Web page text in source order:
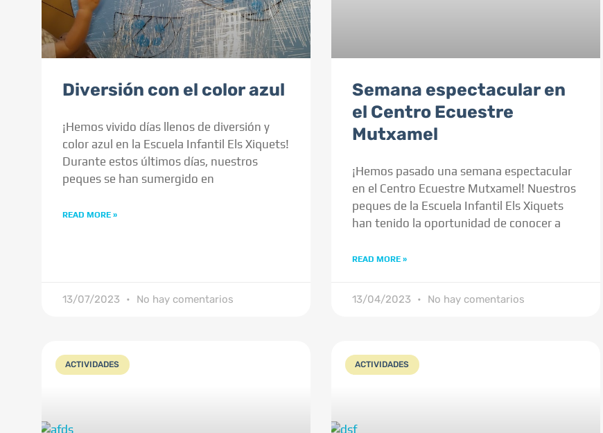
Diversión con el color azul
¡Hemos vivido días llenos de diversión y
color azul en la Escuela Infantil Els Xiquets!
Durante estos últimos días, nuestros
peques se han sumergido en
READ MORE »
13/07/2023 No hay comentarios
Semana espectacular en
el Centro Ecuestre
Mutxamel
¡Hemos pasado una semana espectacular
en el Centro Ecuestre Mutxamel! Nuestros
peques de la Escuela Infantil Els Xiquets
han tenido la oportunidad de conocer a
READ MORE »
13/04/2023 No hay comentarios
ACTIVIDADES ACTIVIDADES